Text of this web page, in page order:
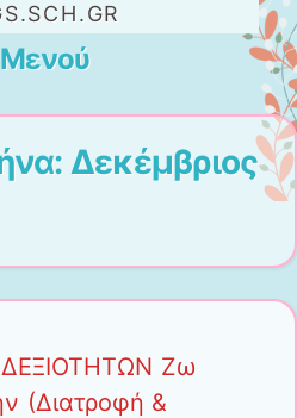
Μενού
Δεκέμβριος
Ζω
(Διατροφή &